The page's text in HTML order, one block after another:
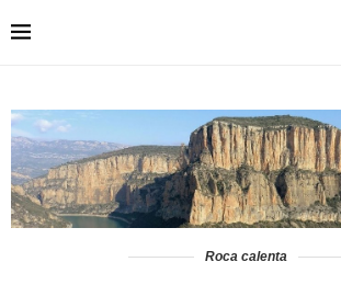
Roca calenta